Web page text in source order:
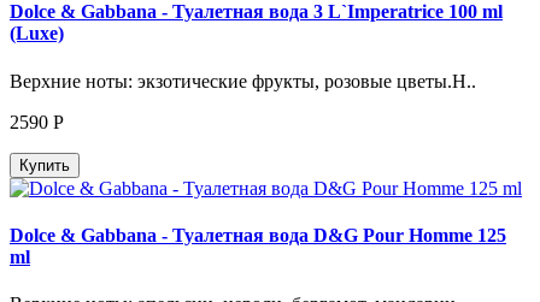
Dolce & Gabbana - Туалетная вода 3 L`Imperatrice 100 ml
(Luxe)
Верхние ноты: экзотические фрукты, розовые цветы.Н..
2590 Р
Купить
Dolce & Gabbana - Туалетная вода D&G Pour Homme 125
ml